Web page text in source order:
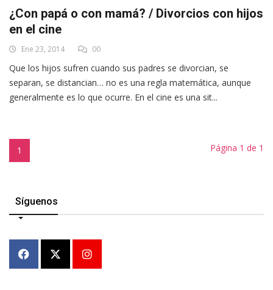
¿Con papá o con mamá? / Divorcios con hijos
en el cine
Ene 23, 2014 00
Que los hijos sufren cuando sus padres se divorcian, se
separan, se distancian… no es una regla matemática, aunque
generalmente es lo que ocurre. En el cine es una sit...
1 Página 1 de 1
Síguenos